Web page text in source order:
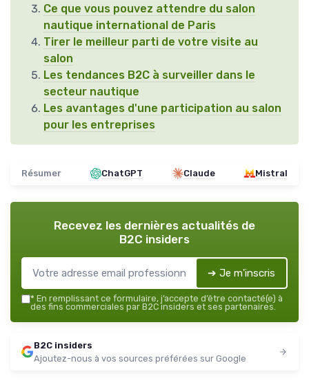
Ce que vous pouvez attendre du salon
nautique international de Paris
Tirer le meilleur parti de votre visite au
salon
Les tendances B2C à surveiller dans le
secteur nautique
Les avantages d'une participation au salon
pour les entreprises
Résumer ChatGPT Claude Mistral
Recevez les dernières actualités de
B2C insiders
➔ Je m'inscris
* En remplissant ce formulaire, j’accepte d’être contacté(e) à
des fins commerciales par B2C insiders et ses partenaires.
B2C insiders
Ajoutez-nous à vos sources préférées sur Google